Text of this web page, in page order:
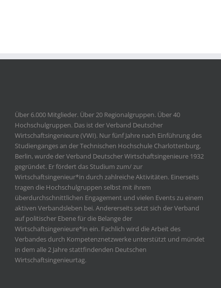
Über 6.000 Mitglieder. Über 20 Regionalgruppen. Über 40
Hochschulgruppen. Das ist der Verband Deutscher
Wirtschaftsingenieure (VWI). Nur fünf Jahre nach Einführung des
Studienganges an der Technischen Hochschule Charlottenburg,
Berlin, wurde der Verband Deutscher Wirtschaftsingenieure 1932
gegründet. Er fördert das Studium zum/ zur
Wirtschaftsingenieur*in durch zahlreiche Aktivitäten. Einerseits
tragen die Hochschulgruppen selbst mit ihrem
überdurchschnittlichen Engagement und vielen Events zu einem
aktiven Verbandsleben bei. Andererseits setzt sich der Verband
auf politischer Ebene für die Belange der
Wirtschaftsingenieure*in ein. Fachlich wird die Arbeit des
Verbandes durch Kompetenznetzwerke unterstützt und mündet
in dem alle 2 Jahre stattfindenden Deutschen
Wirtschaftsingenieurtag.